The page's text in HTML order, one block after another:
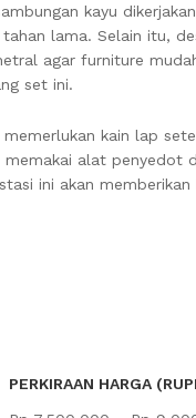
kayu
lama. Selain itu,
agar furniture
set ini.
kain lap
alat penyedot
ini akan memberikan
PERKIRAAN HARGA